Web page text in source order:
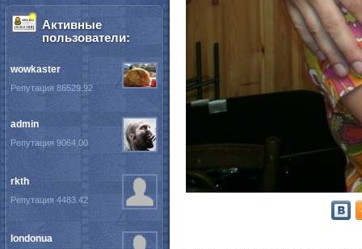
Активные
пользователи:
wowkaster
Репутация 86529.92
admin
Репутация 9064.00
rkth
Репутация 4483.42
londonua